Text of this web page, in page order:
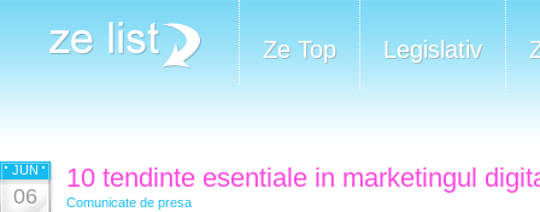
Ze Top Legislativ
JUN
06
10 tendinte esentiale in marketingul
Comunicate de presa